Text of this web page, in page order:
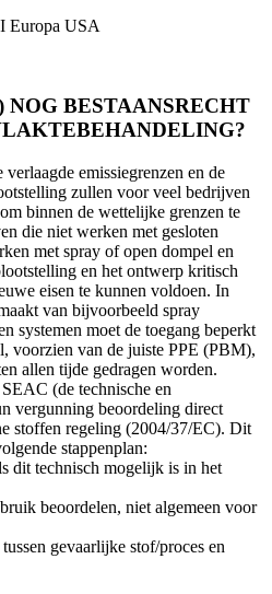
BESTAANSRECHT
emissiegrenzen en de
zullen voor veel bedrijven
binnen de wettelijke grenzen te
die niet werken met gesloten
met spray of open dompel en
en het ontwerp kritisch
eisen te kunnen voldoen. In
van bijvoorbeeld spray
systemen moet de toegang beperkt
voorzien van de juiste PPE (PBM),
allen tijde gedragen worden.
(de technische en
vergunning beoordeling direct
stoffen regeling (2004/37/EC). Dit
stappenplan:
dit technisch mogelijk is in het
beoordelen, niet algemeen voor
gevaarlijke stof/proces en